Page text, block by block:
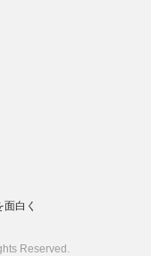
白く
Reserved.